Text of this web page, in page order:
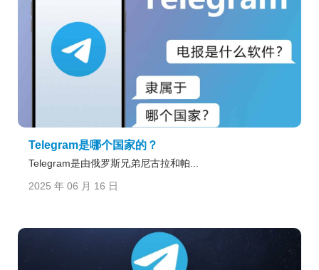
Telegram是哪个国家的？
Telegram是由俄罗斯兄弟尼古拉和帕...
2025 年 06 月 16 日